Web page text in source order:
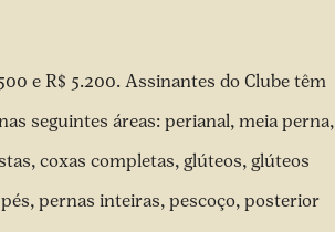
e R$ 5.200. Assinantes do Clube têm
seguintes áreas: perianal, meia perna,
coxas completas, glúteos, glúteos
pernas inteiras, pescoço, posterior